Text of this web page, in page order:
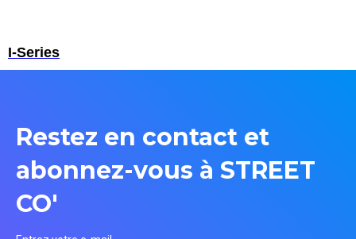
I-Series
Restez en contact et
abonnez-vous à STREET
CO'